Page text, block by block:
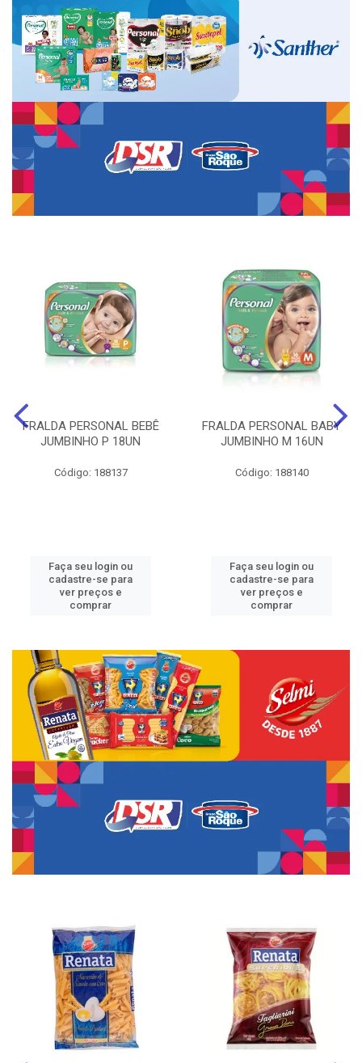
FRALDA PERSONAL BEBÊ
JUMBINHO P 18UN
Código: 188137
Faça seu login ou
cadastre-se para
ver preços e
comprar
FRALDA PERSONAL BABY
JUMBINHO M 16UN
Código: 188140
Faça seu login ou
cadastre-se para
ver preços e
comprar